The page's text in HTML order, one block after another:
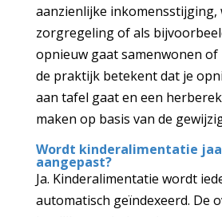
aanzienlijke inkomensstijging,
zorgregeling of als
opnieuw gaat samenwonen
de praktijk betekent dat je
aan tafel gaat en een
maken op basis van de
Wordt kinderalimentatie
aangepast?
Ja. Kinderalimentatie wordt
automatisch geïndexeerd. De